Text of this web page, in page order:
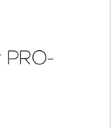
PRO-